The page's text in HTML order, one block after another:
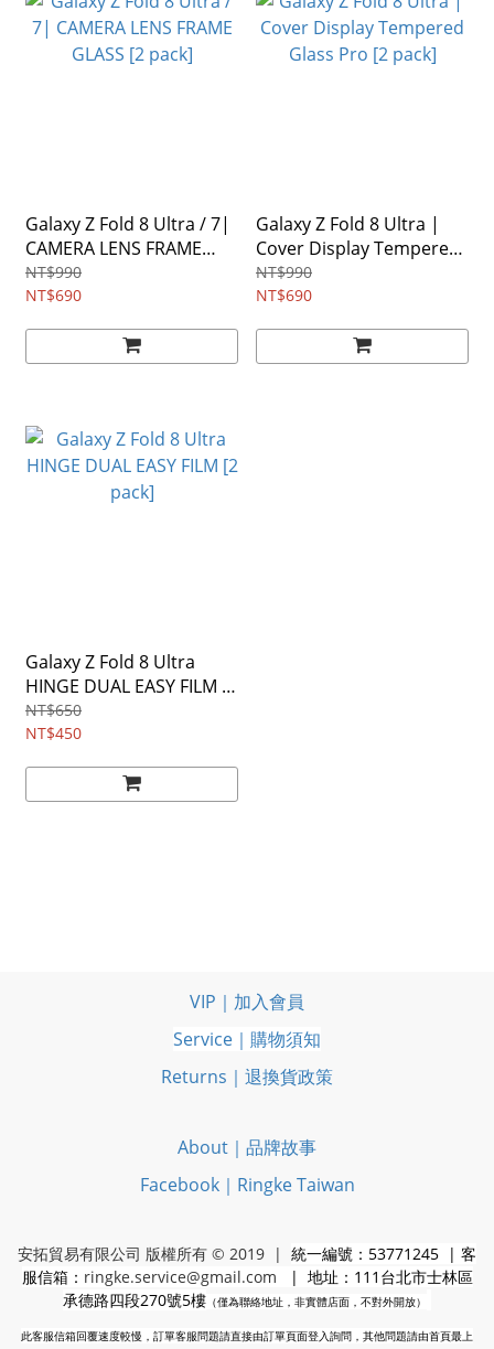
Galaxy Z Fold 8 Ultra / 7|
CAMERA LENS FRAME
GLASS [2 pack]
NT$990
NT$690
Galaxy Z Fold 8 Ultra |
Cover Display Tempered
NT$990
NT$690
Galaxy Z Fold 8 Ultra
HINGE DUAL EASY FILM [2
pack]
NT$650
NT$450
VIP｜加入會員
Service｜購物須知
Returns｜退換貨政策
About｜品牌故事
Facebook｜Ringke Taiwan
安拓貿易有限公司 版權所有 © 2019 | 統一編號：53771245 | 客
服信箱： ringke.service@gmail.com | 地址：111台北市士林區
承德路四段270號5樓 （僅為聯絡地址，非實體店面，不對外開放）
此客服信箱回覆速度較慢，訂單客服問題請直接由訂單頁面登入詢問，其他問題請由首頁最上